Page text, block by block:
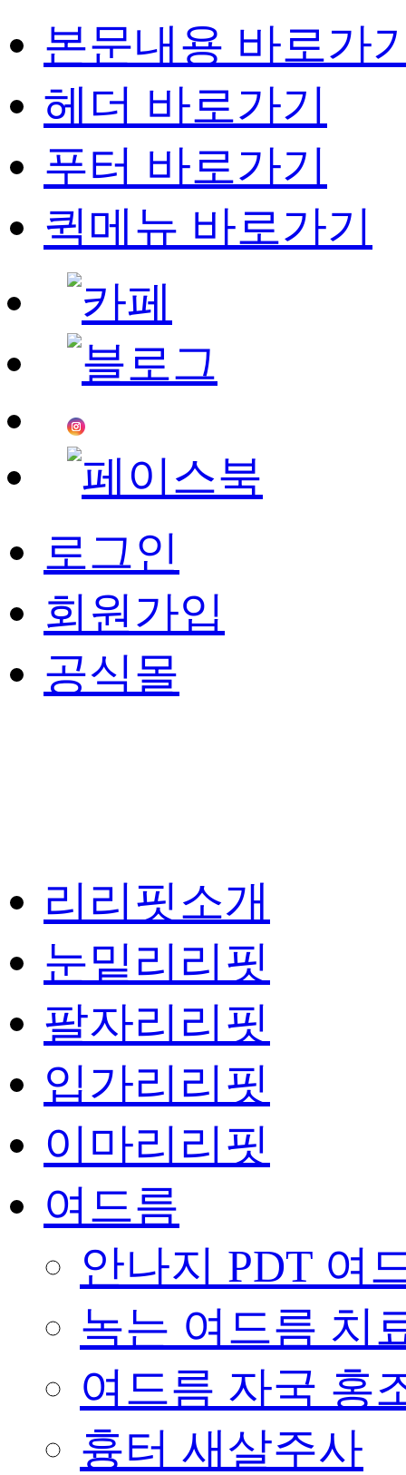
본문내용 바로가
헤더 바로가기
푸터 바로가기
퀵메뉴 바로가기
로그인
회원가입
공식몰
리리핏소개
눈밑리리핏
팔자리리핏
입가리리핏
이마리리핏
여드름
안나지 PDT 여
녹는 여드름 치
여드름 자국 홍
흉터 새살주사